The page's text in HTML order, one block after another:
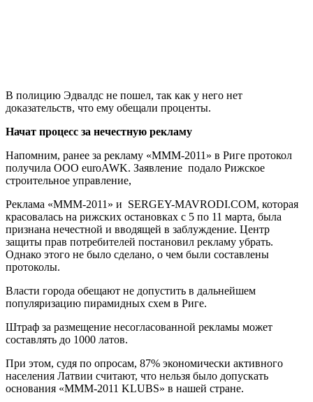
В полицию Эдвалдс не пошел, так как у него нет
доказательств, что ему обещали проценты.
Начат процесс за нечестную рекламу
Напомним, ранее за рекламу «МММ-2011» в Риге протокол
получила ООО euroAWK. Заявление подало Рижское
строительное управление,
Реклама «МММ-2011» и SERGEY-MAVRODI.COM, которая
красовалась на рижских остановках с 5 по 11 марта, была
признана нечестной и вводящей в заблуждение. Центр
защиты прав потребителей постановил рекламу убрать.
Однако этого не было сделано, о чем были составлены
протоколы.
Власти города обещают не допустить в дальнейшем
популяризацию пирамидных схем в Риге.
Штраф за размещение несогласованной рекламы может
составлять до 1000 латов.
При этом, судя по опросам, 87% экономически активного
населения Латвии считают, что нельзя было допускать
основания «MMM-2011 KLUBS» в нашей стране.